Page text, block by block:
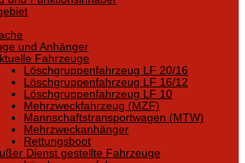
und Anhänger
Fahrzeuge
Löschgruppenfahrzeug LF 20/16
Löschgruppenfahrzeug LF 16/12
Löschgruppenfahrzeug LF 10
Mehrzweckfahrzeug (MZF)
Mannschaftstransportwagen (MTW)
Mehrzweckanhänger
Rettungsboot
Dienst gestellte Fahrzeuge